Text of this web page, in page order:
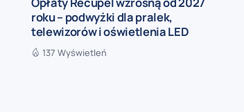
roku – podwyżki dla pralek,
telewizorów i oświetlenia LED
137 Wyświetleń